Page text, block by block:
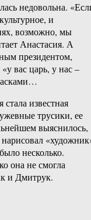
недовольна.
и
возможно, мы
Анастасия. А
президентом,
вас царь, у нас –
известная
трусики, ее
выяснилось,
несколько.
она не смогла
и Дмитрук.